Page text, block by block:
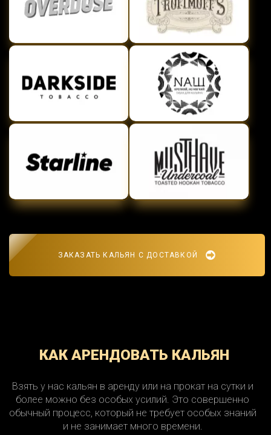
ЗАКАЗАТЬ КАЛЬЯН С ДОСТАВКОЙ
КАК АРЕНДОВАТЬ КАЛЬЯН
Взять у нас кальян в аренду или на прокат на сутки и
более можно без особых усилий. Это совершенно
обычный процесс, который не требует особых знаний
и не занимает много времени.